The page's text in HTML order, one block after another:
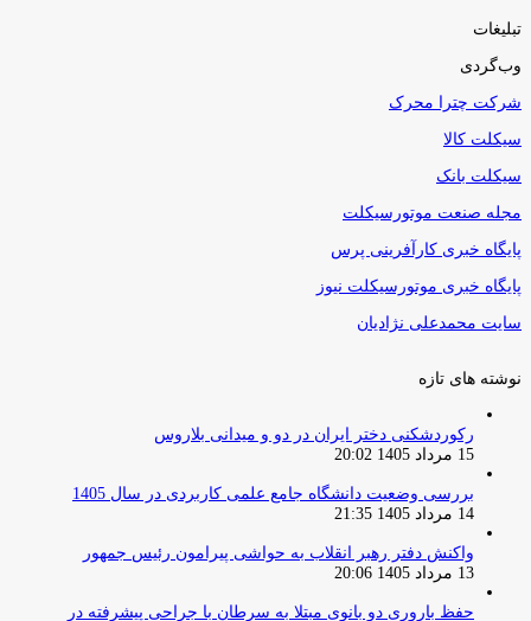
تبلیغات
وب‌گردی
شرکت چترا محرک
سیکلت کالا
سیکلت بانک
مجله صنعت موتورسیکلت
پایگاه خبری کارآفرینی پرس
پایگاه خبری موتورسیکلت نیوز
سایت محمدعلی نژادیان
نوشته های تازه
رکوردشکنی دختر ایران در دو و میدانی بلاروس
15 مرداد 1405 20:02
بررسی وضعیت دانشگاه جامع علمی کاربردی در سال 1405
14 مرداد 1405 21:35
واکنش دفتر رهبر انقلاب به حواشی پیرامون رئیس جمهور
13 مرداد 1405 20:06
حفظ باروری دو بانوی مبتلا به سرطان با جراحی پیشرفته در